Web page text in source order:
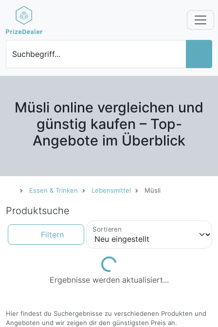
Suchbegriff...
Müsli online vergleichen und
günstig kaufen – Top-
Angebote im Überblick
Essen & Trinken Lebensmittel Müsli
Produktsuche
Filtern
Sortieren
Loading...
Ergebnisse werden aktualisiert...
Hier findest du Suchergebnisse zu verschiedenen Produkten und
Angeboten und wir zeigen dir den günstigsten Preis an.